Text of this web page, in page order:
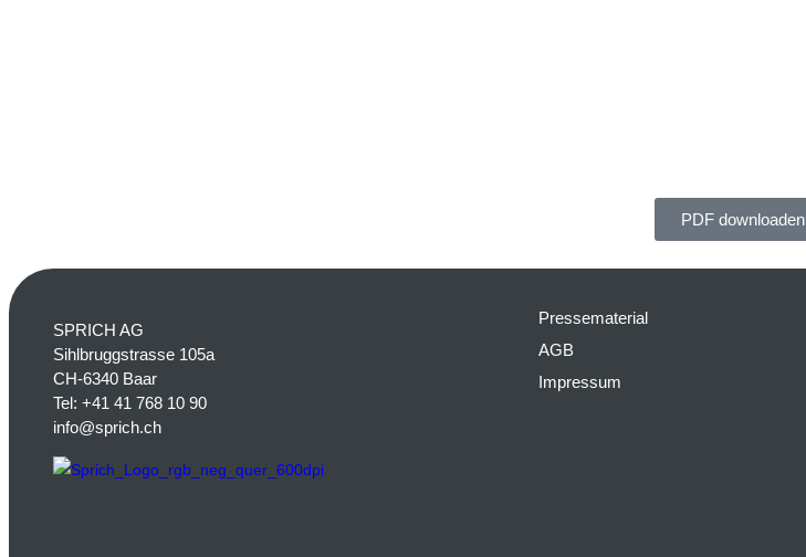
PDF downloaden
SPRICH AG
Sihlbruggstrasse 105a
CH-6340 Baar
Tel: +41 41 768 10 90
info@sprich.ch
Pressematerial
AGB
Impressum